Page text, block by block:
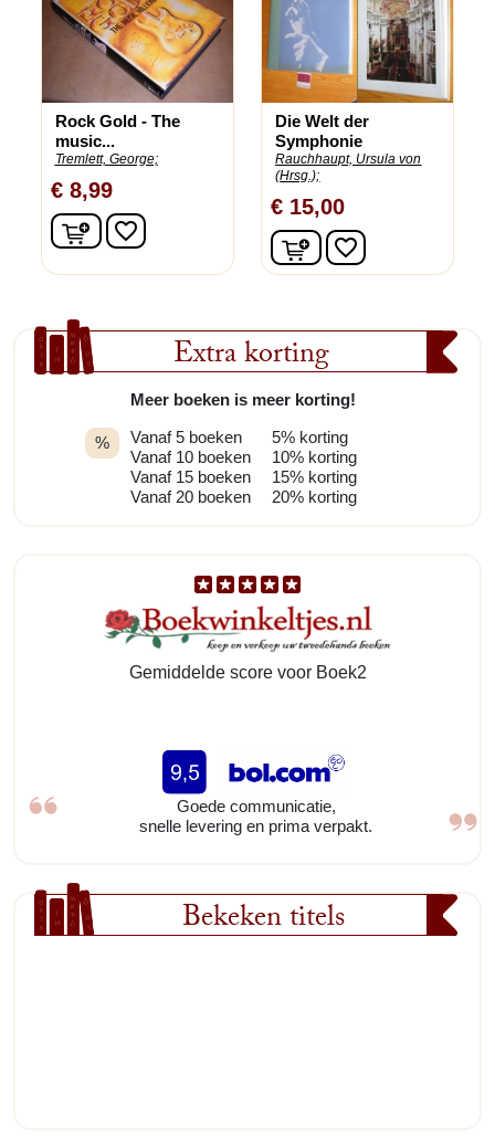
Extra korting
%
Meer boeken is meer korting!
Vanaf 5 boeken
Vanaf 10 boeken
Vanaf 15 boeken
Vanaf 20 boeken
5% korting
10% korting
15% korting
20% korting
Gemiddelde score voor Boek2
Goede communicatie,
snelle levering en prima verpakt.
Bekeken titels
Rock Gold - The
music...
Tremlett, George;
€ 8,99
In winkelwagen
favorite_border
Die Welt der
Symphonie
Rauchhaupt, Ursula von
(Hrsg.);
€ 15,00
In winkelwagen
favorite_border